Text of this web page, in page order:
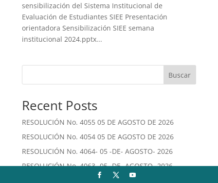
sensibilización del Sistema Institucional de
Evaluación de Estudiantes SIEE Presentación
orientadora Sensibilización SIEE semana
institucional 2024.pptx...
Buscar
Recent Posts
RESOLUCIÓN No. 4055 05 DE AGOSTO DE 2026
RESOLUCIÓN No. 4054 05 DE AGOSTO DE 2026
RESOLUCIÓN No. 4064- 05 -DE- AGOSTO- 2026
RESOLUCIÓN No. 4063- 05 -DE- AGOSTO- 2026
RESOLUCIÓN No. 4062- 05 -DE- AGOSTO- 2026